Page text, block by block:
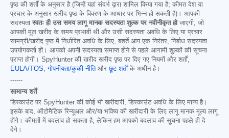
पृष्ठ की शर्तों के अनुसार है (जिन्हें यहां संदर्भ द्वारा शामिल किया गया है; कीमत देश या
प्रचार के अनुसार खरीद पृष्ठ के विवरण के आधार पर भिन्न हो सकती है)। आपकी
सदस्यता स्वतः ही उस समय लागू मानक सदस्यता शुल्क पर नवीनीकृत होजाएगी, जो
आपकी मूल खरीद के समय प्रभावी थी और उसी सदस्यता अवधि के लिए या प्रचार
सामग्री/खरीद पृष्ठ में निर्धारित अवधि के लिए, बशर्ते आप एक निरंतर, निर्बाध सदस्यता
उपयोगकर्ता हों। आपको अपनी सदस्यता समाप्त होने से पहले आगामी शुल्कों की सूचना
प्राप्त होगी। SpyHunter की खरीद खरीद पृष्ठ पर दिए गए नियमों और शर्तों,
EULA/TOS,गोपनीयता/कुकी नीतिऔरछूट शर्तोंके अधीन है।
------
सामान्य शर्तें
डिस्काउंट पर SpyHunter की कोई भी खरीदारी, डिस्काउंट अवधि के लिए मान्य है।
इसके बाद, ऑटोमैटिक रिन्यूअल और/या भविष्य की खरीदारी के लिए लागू मानक मूल्य लागू
होंगे। कीमतों में बदलाव हो सकता है, लेकिन हम आपको बदलाव की सूचना पहले ही दे
देंगे।